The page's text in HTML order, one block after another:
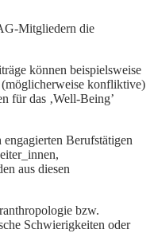
Mitgliedern die
können beispielsweise
(möglicherweise konfliktive)
für das ‚Well-Being’
Berufstätigen
aus diesen
bzw.
Schwierigkeiten oder